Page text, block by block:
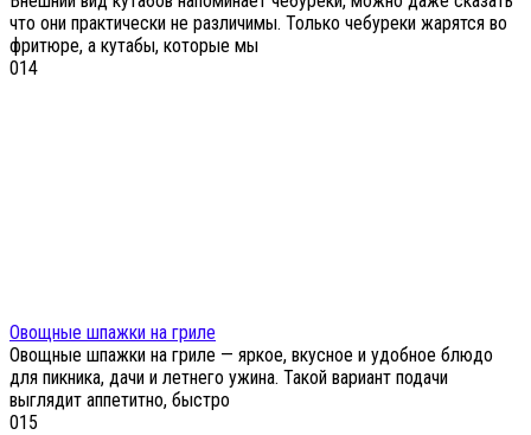
что они практически не различимы. Только чебуреки жарятся во
фритюре, а кутабы, которые мы
014
Овощные шпажки на гриле
Овощные шпажки на гриле — яркое, вкусное и удобное блюдо
для пикника, дачи и летнего ужина. Такой вариант подачи
выглядит аппетитно, быстро
015